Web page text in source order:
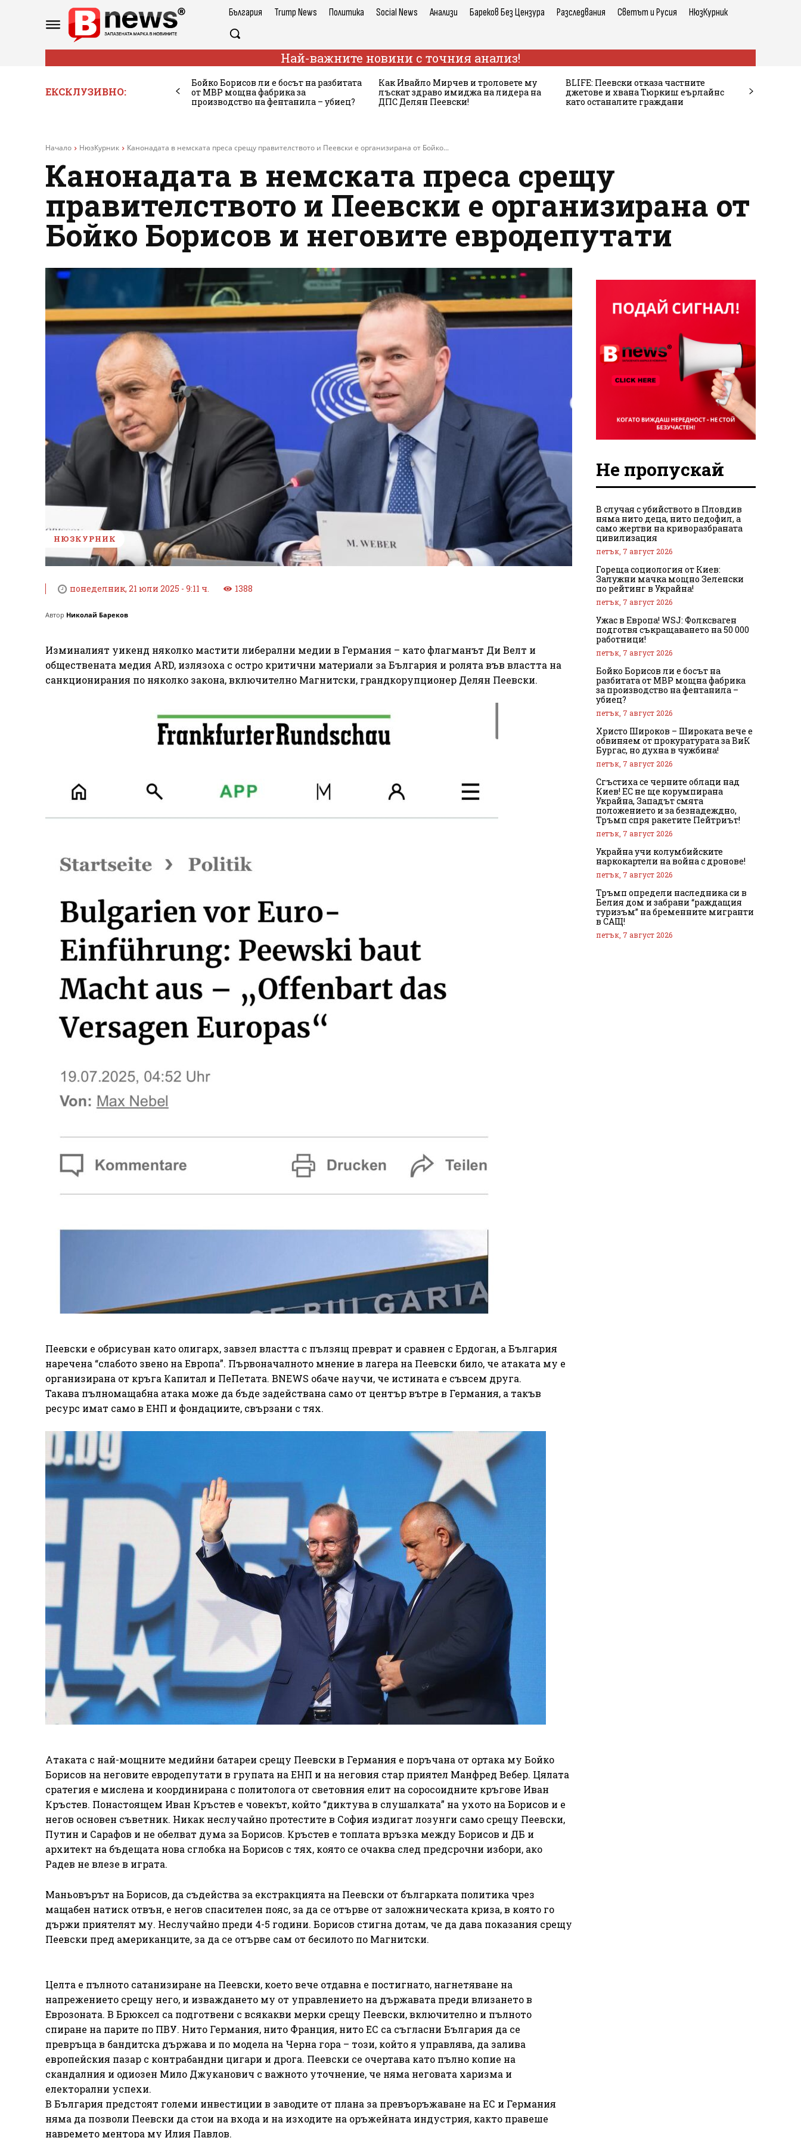
България Trump News Политика Social News Анализи Бареков Без Цензура Разследвания Светът и Русия НюзКурник
Най-важните новини с точния анализ!
ЕКСКЛУЗИВНО:
Бойко Борисов ли е босът на разбитата
от МВР мощна фабрика за
производство на фентанила – убиец?
Как Ивайло Мирчев и троловете му
лъскат здраво имиджа на лидера на
ДПС Делян Пеевски!
BLIFE: Пеевски отказа частните
джетове и хвана Тюркиш еърлайнс
като останалите граждани
Начало НюзКурник Канонадата в немската преса срещу правителството и Пеевски е организирана от Бойко...
Канонадата в немската преса срещу
правителството и Пеевски е организирана от
Бойко Борисов и неговите евродепутати
НЮЗКУРНИК
понеделник, 21 юли 2025 - 9:11 ч. 1388
Автор Николай Бареков
Изминалият уикенд няколко мастити либерални медии в Германия – като флагманът Ди Велт и
обществената медия ARD, излязоха с остро критични материали за България и ролята във властта на
санкционирания по няколко закона, включително Магнитски, грандкорупционер Делян Пеевски.
Пеевски е обрисуван като олигарх, завзел властта с пълзящ преврат и сравнен с Ердоган, а България
наречена “слабото звено на Европа”. Първоначалното мнение в лагера на Пеевски било, че атаката му е
организирана от кръга Капитал и ПеПетата. BNEWS обаче научи, че истината е съвсем друга.
Такава пълномащабна атака може да бъде задействана само от център вътре в Германия, а такъв
ресурс имат само в ЕНП и фондациите, свързани с тях.
Атаката с най-мощните медийни батареи срещу Пеевски в Германия е поръчана от ортака му Бойко
Борисов на неговите евродепутати в групата на ЕНП и на неговия стар приятел Манфред Вебер. Цялата
сратегия е мислена и координирана с политолога от световния елит на соросоидните кръгове Иван
Кръстев. Понастоящем Иван Кръстев е човекът, който “диктува в слушалката” на ухото на Борисов и е
негов основен съветник. Никак неслучайно протестите в София издигат лозунги само срещу Пеевски,
Путин и Сарафов и не обелват дума за Борисов. Кръстев е топлата връзка между Борисов и ДБ и
архитект на бъдещата нова сглобка на Борисов с тях, която се очаква след предсрочни избори, ако
Радев не влезе в играта.
Маньовърът на Борисов, да съдейства за екстракцията на Пеевски от българката политика чрез
мащабен натиск отвън, е негов спасителен пояс, за да се отърве от заложническата криза, в която го
държи приятелят му. Неслучайно преди 4-5 години. Борисов стигна дотам, че да дава показания срещу
Пеевски пред американците, за да се отърве сам от бесилото по Магнитски.
Целта е пълното сатанизиране на Пеевски, което вече отдавна е постигнато, нагнетяване на
напрежението срещу него, и изваждането му от управлението на държавата преди влизането в
Еврозоната. В Брюксел са подготвени с всякакви мерки срещу Пеевски, включително и пълното
спиране на парите по ПВУ. Нито Германия, нито Франция, нито ЕС са съгласни България да се
превръща в бандитска държава и по модела на Черна гора – този, който я управлява, да залива
европейския пазар с контрабандни цигари и дрога. Пеевски се очертава като пълно копие на
скандалния и одиозен Мило Джуканович с важното уточнение, че няма неговата харизма и
електорални успехи.
В България предстоят големи инвестиции в заводите от плана за превъоръжаване на ЕС и Германия
няма да позволи Пеевски да стои на входа и на изходите на оръжейната индустрия, както правеше
навремето ментора му Илия Павлов.
Не пропускай
В случая с убийството в Пловдив
няма нито деца, нито педофил, а
само жертви на криворазбраната
цивилизация
петък, 7 август 2026
Гореща социология от Киев:
Залужни мачка мощно Зеленски
по рейтинг в Украйна!
петък, 7 август 2026
Ужас в Европа! WSJ: Фолксваген
подготвя съкращаването на 50 000
работници!
петък, 7 август 2026
Бойко Борисов ли е босът на
разбитата от МВР мощна фабрика
за производство на фентанила –
убиец?
петък, 7 август 2026
Христо Широков – Широката вече е
обвиняем от прокуратурата за ВиК
Бургас, но духна в чужбина!
петък, 7 август 2026
Сгъстиха се черните облаци над
Киев! ЕС не ще корумпирана
Украйна, Западът смята
положението и за безнадеждно,
Тръмп спря ракетите Пейтриът!
петък, 7 август 2026
Украйна учи колумбийските
наркокартели на война с дронове!
петък, 7 август 2026
Тръмп определи наследника си в
Белия дом и забрани “раждащия
туризъм” на бременните мигранти
в САЩ!
петък, 7 август 2026